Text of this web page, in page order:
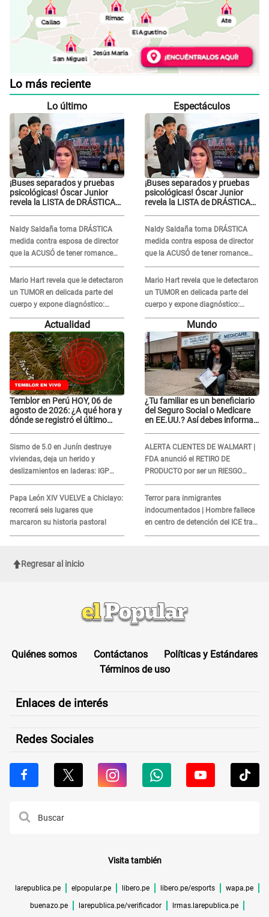
Lo más reciente
Lo último
¡Buses separados y pruebas
psicológicas! Óscar Junior
revela la LISTA de DRÁSTICAS
Naldy Saldaña
Naldy Saldaña toma DRÁSTICA
medida contra esposa de director
que la ACUSÓ de tener romance
con él: "Muy triste..."
Mario Hart revela que le detectaron
un TUMOR en delicada parte del
cuerpo y expone diagnóstico:
"Dolores muy fuertes..."
Espectáculos
¡Buses separados y pruebas
psicológicas! Óscar Junior
revela la LISTA de DRÁSTICAS
Naldy Saldaña
Naldy Saldaña toma DRÁSTICA
medida contra esposa de director
que la ACUSÓ de tener romance
con él: "Muy triste..."
Mario Hart revela que le detectaron
un TUMOR en delicada parte del
cuerpo y expone diagnóstico:
"Dolores muy fuertes..."
Actualidad
Temblor en Perú HOY, 06 de
agosto de 2026: ¿A qué hora y
dónde se registró el último
Sismo de 5.0 en Junín destruye
viviendas, deja un herido y
deslizamientos en laderas: IGP
alerta sobre posibles réplicas
Papa León XIV VUELVE a Chiclayo:
recorrerá seis lugares que
marcaron su historia pastoral
Mundo
¿Tu familiar es un beneficiario
del Seguro Social o Medicare
en EE.UU.? Así debes informar
ALERTA CLIENTES DE WALMART |
FDA anunció el RETIRO DE
PRODUCTO por ser un RIESGO
MORTAL para consumidores: ¿Cuál
es?
Terror para inmigrantes
indocumentados | Hombre fallece
en centro de detención del ICE tras
sufrir una "emergencia médica"
Regresar al inicio
Quiénes somos Contáctanos
Políticas y Estándares
Términos de uso
Enlaces de interés
Redes Sociales
Visita también
larepublica.pe elpopular.pe libero.pe libero.pe/esports wapa.pe
buenazo.pe larepublica.pe/verificador lrmas.larepublica.pe